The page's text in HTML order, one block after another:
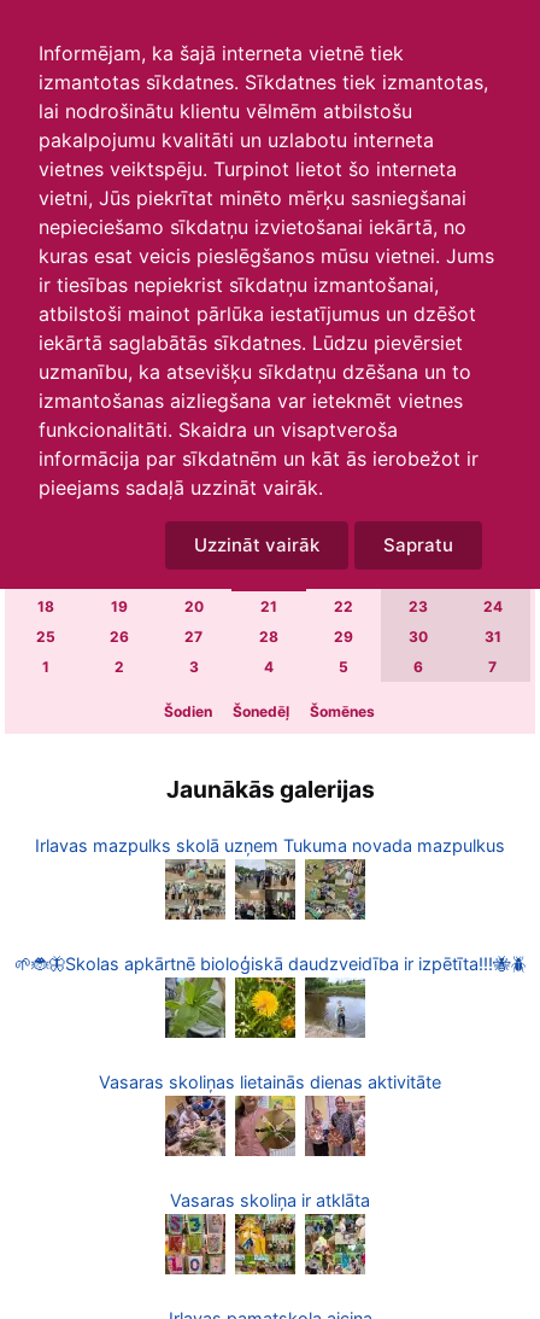
Informējam, ka šajā interneta vietnē tiek
izmantotas sīkdatnes. Sīkdatnes tiek izmantotas,
lai nodrošinātu klientu vēlmēm atbilstošu
pakalpojumu kvalitāti un uzlabotu interneta
vietnes veiktspēju. Turpinot lietot šo interneta
vietni, Jūs piekrītat minēto mērķu sasniegšanai
nepieciešamo sīkdatņu izvietošanai iekārtā, no
kuras esat veicis pieslēgšanos mūsu vietnei. Jums
ir tiesības nepiekrist sīkdatņu izmantošanai,
atbilstoši mainot pārlūka iestatījumus un dzēšot
iekārtā saglabātās sīkdatnes. Lūdzu pievērsiet
uzmanību, ka atsevišķu sīkdatņu dzēšana un to
izmantošanas aizliegšana var ietekmēt vietnes
funkcionalitāti. Skaidra un visaptveroša
informācija par sīkdatnēm un kāt ās ierobežot ir
pieejams sadaļā uzzināt vairāk.
Uzzināt vairāk Sapratu
Skats :
Aktuālie
Šodien Šonedēļ
Šomēnes
Arhīvs
O T S
6 7 9
13 14 15 16
18
19 20 21 22 23
24
25
26 27 28 29 30
31
1
2 3 4 5 6 7
Šodien Šonedēļ Šomēnes
Jaunākās galerijas
Irlavas mazpulks skolā uzņem Tukuma novada mazpulkus
🌱🐞🦋Skolas apkārtnē bioloģiskā daudzveidība ir izpētīta!!!🐝🪲
Vasaras skoliņas lietainās dienas aktivitāte
Vasaras skoliņa ir atklāta